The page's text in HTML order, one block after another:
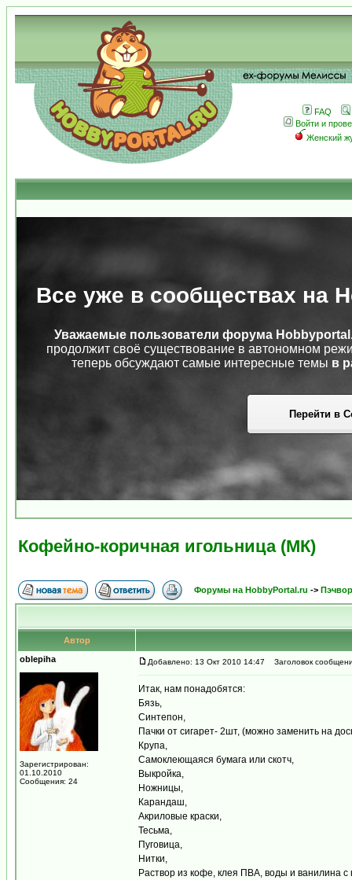
FAQ
Войти и
Женский
Все уже в сообществах на
Уважаемые пользователи форума
продолжит своё существование в автономном
теперь обсуждают самые интересные темы в
Перейти в
Кофейно-коричная игольница (МК)
Форумы на HobbyPortal.ru ->
Автор
oblepiha
Зарегистрирован:
01.10.2010
Сообщения: 24
Добавлено: 13 Окт 2010 14:47 Заголовок
Итак, нам понадобятся:
Бязь,
Синтепон,
Пачки от сигарет- 2шт, (можно заменить на
Крупа,
Самоклеющаяся бумага или скотч,
Выкройка,
Ножницы,
Карандаш,
Акриловые краски,
Тесьма,
Пуговица,
Нитки,
Раствор из кофе, клея ПВА, воды и ванилина с